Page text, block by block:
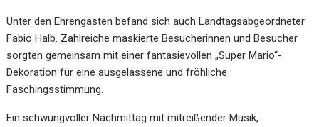
Unter den Ehrengästen befand sich auch Landtagsabgeordneter
Fabio Halb. Zahlreiche maskierte Besucherinnen und Besucher
sorgten gemeinsam mit einer fantasievollen „Super Mario“-
Dekoration für eine ausgelassene und fröhliche
Faschingsstimmung.
Ein schwungvoller Nachmittag mit mitreißender Musik,